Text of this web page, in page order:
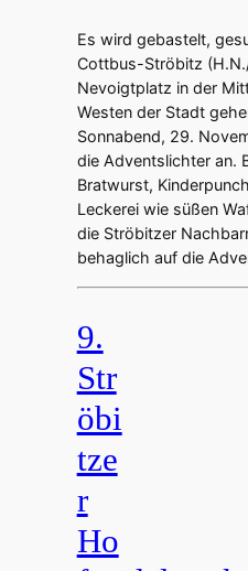
Es wird gebastelt,
Cottbus-Ströbitz
Nevoigtplatz in der
Westen der Stadt
Sonnabend, 29.
die Adventslichter an.
Bratwurst,
Leckerei wie süßen
die Ströbitzer
behaglich auf die
9.
Str
öbi
tze
r
Ho